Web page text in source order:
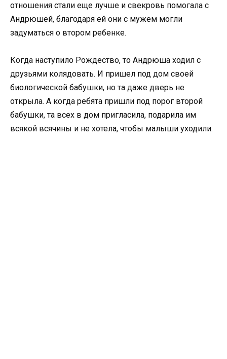
отношения стали еще лучше и свекровь помогала с
Андрюшей, благодаря ей они с мужем могли
задуматься о втором ребенке.
Когда наступило Рождество, то Андрюша ходил с
друзьями колядовать. И пришел под дом своей
биологической бабушки, но та даже дверь не
открыла. А когда ребята пришли под порог второй
бабушки, та всех в дом пригласила, подарила им
всякой всячины и не хотела, чтобы малыши уходили.